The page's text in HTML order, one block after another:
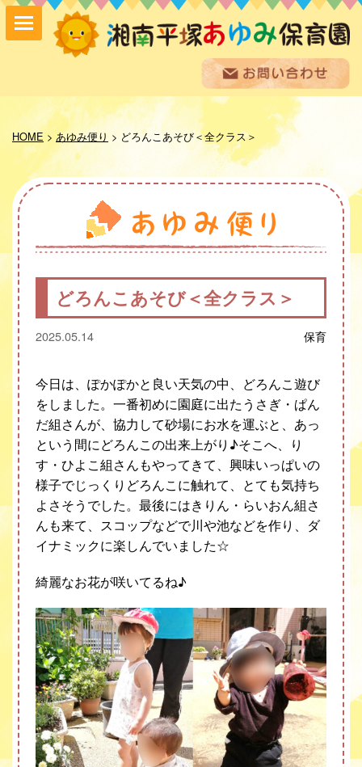
HOME> あゆみ便り > どろんこあそび＜全クラス＞
どろんこあそび＜全クラス＞
2025.05.14 保育
今日は、ぽかぽかと良い天気の中、どろんこ遊び
をしました。一番初めに園庭に出たうさぎ・ぱん
だ組さんが、協力して砂場にお水を運ぶと、あっ
という間にどろんこの出来上がり ♪そこへ、り
す・ひよこ組さんもやってきて、興味いっぱいの
様子でじっくりどろんこに触れて、とても気持ち
よさそうでした。最後にはきりん・らいおん組さ
んも来て、スコップなどで川や池などを作り、ダ
イナミックに楽しんでいました☆
綺麗なお花が咲いてるね♪
保育方針
園の紹介
保育内容
入園案内
採用情報
お問い合わせ
あゆみ便り
給食室だより
あゆみギャラリー
プライバシーポリシー
サイトマップ